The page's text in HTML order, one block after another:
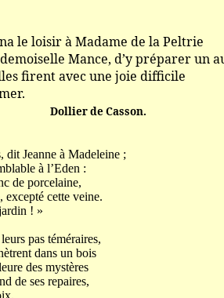
à Madame de la Peltrie
Mance, d’y préparer un
avec une joie difficile
Dollier de Casson.
Jeanne à Madeleine ;
à l’Eden :
de porcelaine,
excepté cette veine.
! »
pas téméraires,
dans un bois
des mystères
de ses repaires,